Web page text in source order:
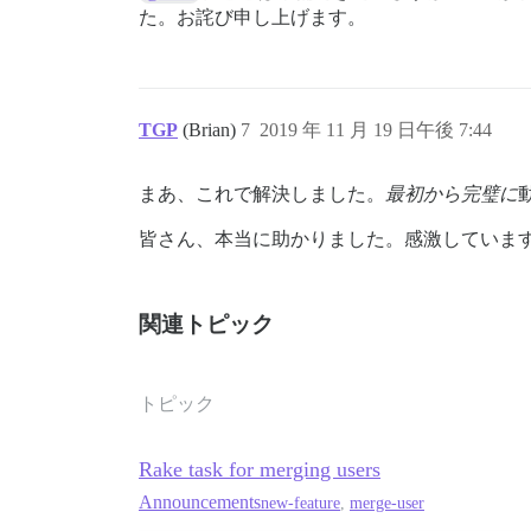
た。お詫び申し上げます。
TGP (Brian) 2019 年 11 月 19 日午後 7:44
7
まあ、これで解決しました。 最初から完璧に
皆さん、本当に助かりました。感激しています
関連トピック
トピック
Rake task for merging users
Announcementsnew-feature merge-user